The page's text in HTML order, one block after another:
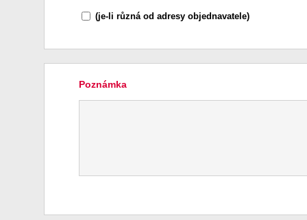
(je-li různá od adresy objednavatele)
Poznámka